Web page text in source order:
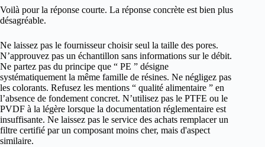
Voilà pour la réponse courte. La réponse concrète est bien plus
désagréable.
Ne laissez pas le fournisseur choisir seul la taille des pores.
N’approuvez pas un échantillon sans informations sur le débit.
Ne partez pas du principe que “ PE ” désigne
systématiquement la même famille de résines. Ne négligez pas
les colorants. Refusez les mentions “ qualité alimentaire ” en
l’absence de fondement concret. N’utilisez pas le PTFE ou le
PVDF à la légère lorsque la documentation réglementaire est
insuffisante. Ne laissez pas le service des achats remplacer un
filtre certifié par un composant moins cher, mais d'aspect
similaire.